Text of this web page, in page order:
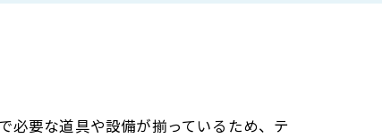
必要な道具や設備が揃っているため、テ